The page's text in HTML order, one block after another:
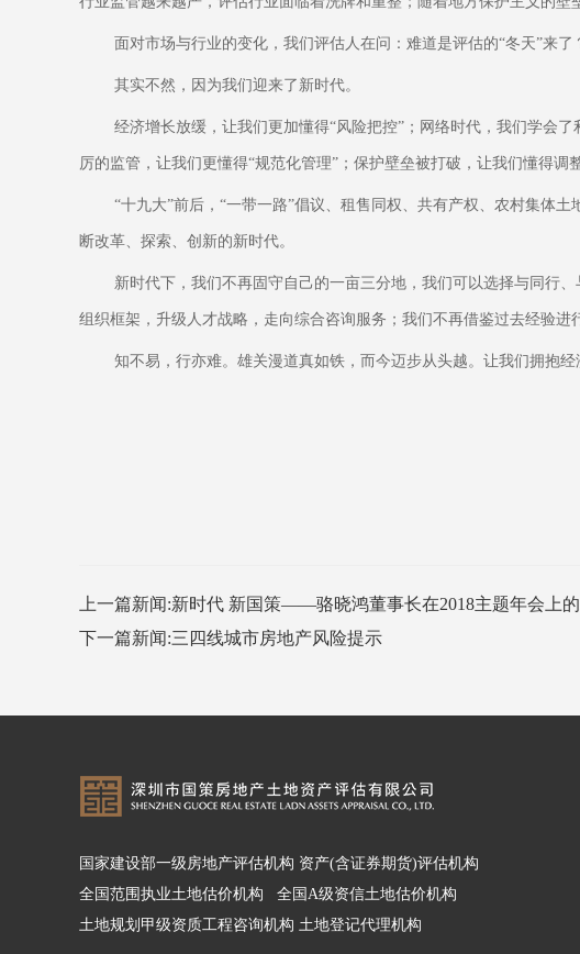
面对市场与行业的变化，我们评估人在问：难道是评估的“冬天”来了
其实不然，因为我们迎来了新时代。
经济增长放缓，让我们更加懂得“风险把控”；网络时代，我们学会
厉的监管，让我们更懂得“规范化管理”；保护壁垒被打破，让我们懂得调
“十九大”前后，“一带一路”倡议、租售同权、共有产权、农村集体
断改革、探索、创新的新时代。
新时代下，我们不再固守自己的一亩三分地，我们可以选择与同行
组织框架，升级人才战略，走向综合咨询服务；我们不再借鉴过去经验
知不易，行亦难。雄关漫道真如铁，而今迈步从头越。让我们拥抱经
上一篇新闻:新时代 新国策——骆晓鸿董事长在2018主题年会上
下一篇新闻:三四线城市房地产风险提示
国家建设部一级房地产评估机构 资产(含证券期货)评估机构
全国范围执业土地估价机构 全国A级资信土地估价机构
土地规划甲级资质工程咨询机构 土地登记代理机构